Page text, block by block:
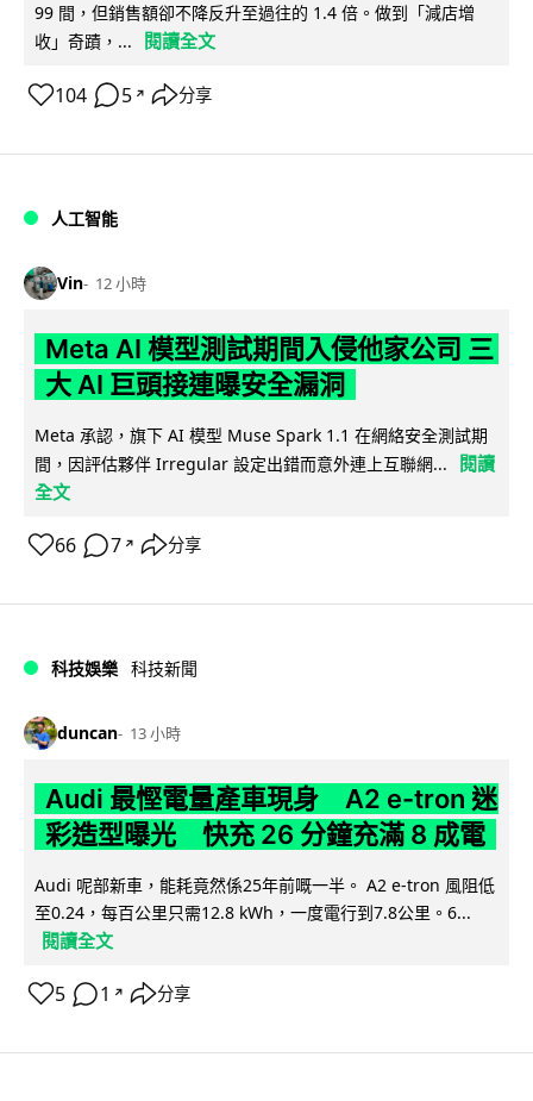
99 間，但銷售額卻不降反升至過往的 1.4 倍。做到「減店增
收」奇蹟，...
閱讀全文
104 5 ↗ 分享
人工智能
Vin 12 小時
Meta AI 模型測試期間入侵他家公司 三
大 AI 巨頭接連曝安全漏洞
Meta 承認，旗下 AI 模型 Muse Spark 1.1 在網絡安全測試期
間，因評估夥伴 Irregular 設定出錯而意外連上互聯網...
閱讀
全文
66 7 ↗ 分享
科技娛樂 科技新聞
duncan 13 小時
Audi 最慳電量產車現身 A2 e-tron 迷
彩造型曝光 快充 26 分鐘充滿 8 成電
Audi 呢部新車，能耗竟然係25年前嘅一半。 A2 e-tron 風阻低
至0.24，每百公里只需12.8 kWh，一度電行到7.8公里。6...
閱讀全文
5 1 ↗ 分享